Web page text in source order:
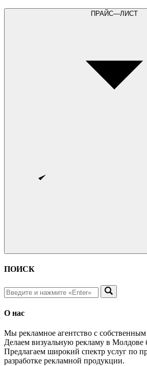
ПРАЙС—ЛИСТ
ПОИСК
О нас
Мы рекламное агентство с
Делаем визуальную рекламу в Молдове
Предлагаем широкий спектр услуг по
разработке рекламной продукции.